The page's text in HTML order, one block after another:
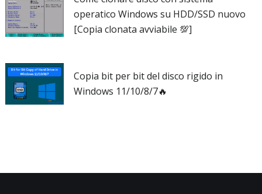
operatico Windows su HDD/SSD nuovo
[Copia clonata avviabile 💯]
Copia bit per bit del disco rigido in
Windows 11/10/8/7🔥